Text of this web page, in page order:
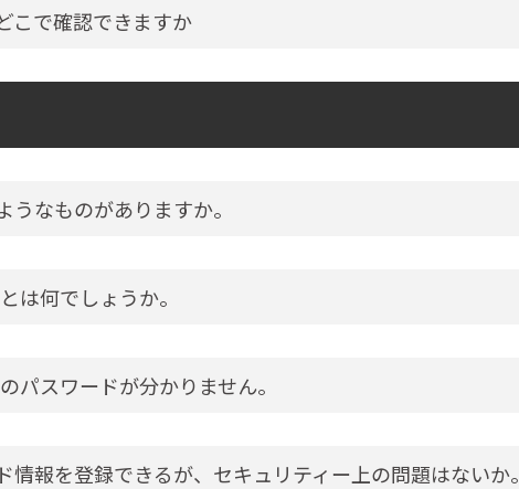
こで確認できますか
うなものがありますか。
は何でしょうか。
パスワードが分かりません。
情報を登録できるが、セキュリティー上の問題はないか。